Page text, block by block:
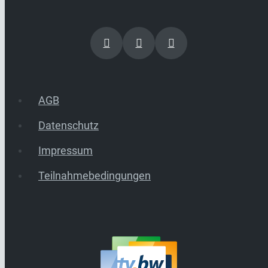
AGB
Datenschutz
Impressum
Teilnahmebedingungen